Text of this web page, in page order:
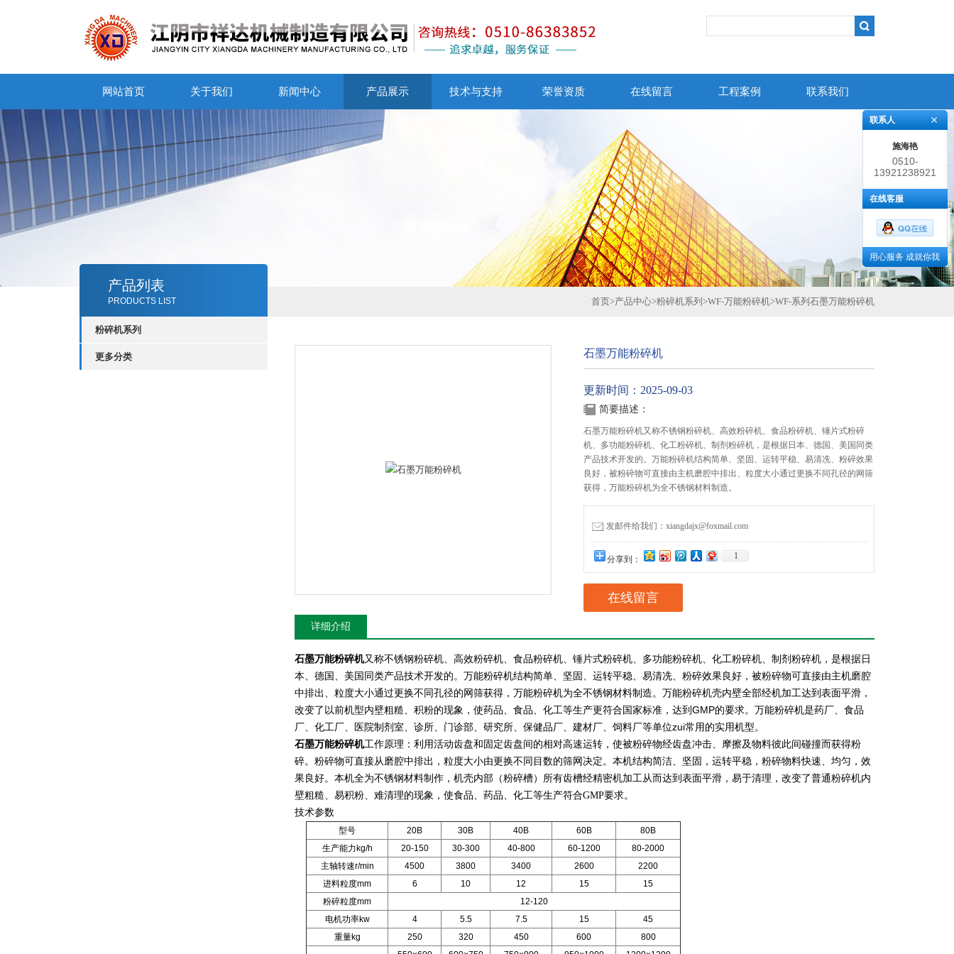
网站首页 关于我们 新闻中心 产品展示 技术与支持 荣誉资质 在线留言 工程案例 联系我们
产品列表
PRODUCTS LIST
粉碎机系列
更多分类
首页>产品中心>粉碎机系列 >WF-万能粉碎机>WF-系列石墨万能粉碎机
石墨万能粉碎机
更新时间：2025-09-03
简要描述：
石墨万能粉碎机又称不锈钢粉碎机、高效粉碎机、食品粉碎机、锤片式粉碎
机、多功能粉碎机、化工粉碎机、制剂粉碎机，是根据日本、德国、美国同类
产品技术开发的。万能粉碎机结构简单、坚固、运转平稳、易清冼、粉碎效果
良好，被粉碎物可直接由主机磨腔中排出、粒度大小通过更换不同孔径的网筛
获得，万能粉碎机为全不锈钢材料制造。
发邮件给我们：xiangdajx@foxmail.com
分享到： 1
在线留言
详细介绍
石墨万能粉碎机又称不锈钢粉碎机、高效粉碎机、食品粉碎机、锤片式粉碎机、多功能粉碎机、化工粉碎机、制剂粉碎机，是根据日
本、德国、美国同类产品技术开发的。 万能粉碎机结构简单、坚固、运转平稳、易清冼、粉碎效果良好，被粉碎物可直接由主机磨腔
中排出、粒度大小通过更换不同孔径的网筛获得，万能粉碎机为全不锈钢材料制造。万能粉碎机壳内壁全部经机加工达到表面平滑，
改变了以前机型内壁粗糙、积粉的现象，使药品、食品、化工等生产更符合国家标准，达到GMP的要求。万能粉碎机是药厂、食品
厂、化工厂、医院制剂室、诊所、门诊部、研究所、保健品厂、建材厂、饲料厂等单位zui常用的实用机型。
石墨万能粉碎机工作原理： 利用活动齿盘和固定齿盘间的相对高速运转，使被粉碎物经齿盘冲击、摩擦及物料彼此间碰撞而获得粉
碎。粉碎物可直接从磨腔中排出，粒度大小由更换不同目数的筛网决定。本机结构简洁、坚固，运转平稳，粉碎物料快速、均匀，效
果良好。本机全为不锈钢材料制作，机壳内部（粉碎槽）所有齿槽经精密机加工从而达到表面平滑，易于清理，改变了普通粉碎机内
壁粗糙、易积粉、难清理的现象，使食品、药品、化工等生产符合GMP要求。
技术参数
型号 20B 30B 40B 60B
80B
生产能力kg/h
20-150 30-300 40-800 60-1200
80-2000
主轴转速r/min
4500 3800 3400 2600
2200
进料粒度mm
6 10 12 15
15
粉碎粒度mm
12-120
电机功率kw
4 5.5 7.5 15
45
重量kg
250 320 450 600 800
联系人
施海艳
0510-
86383852
13921238921
在线客服
用心服务 成就你我